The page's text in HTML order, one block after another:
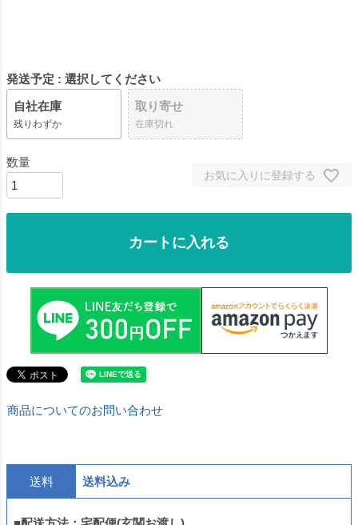
発送予定
選択してください
自社在庫
残りわずか
取り寄せ
在庫切れ
お気に入りに登録する
カートに入れる
商品についてのお問い合わせ
送料 送料込み